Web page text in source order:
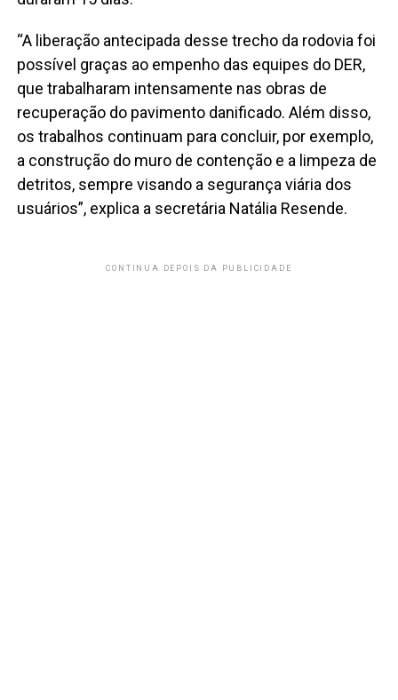
“A liberação antecipada desse trecho da rodovia foi
possível graças ao empenho das equipes do DER,
que trabalharam intensamente nas obras de
recuperação do pavimento danificado. Além disso,
os trabalhos continuam para concluir, por exemplo,
a construção do muro de contenção e a limpeza de
detritos, sempre visando a segurança viária dos
usuários”, explica a secretária Natália Resende.
CONTINUA DEPOIS DA PUBLICIDADE